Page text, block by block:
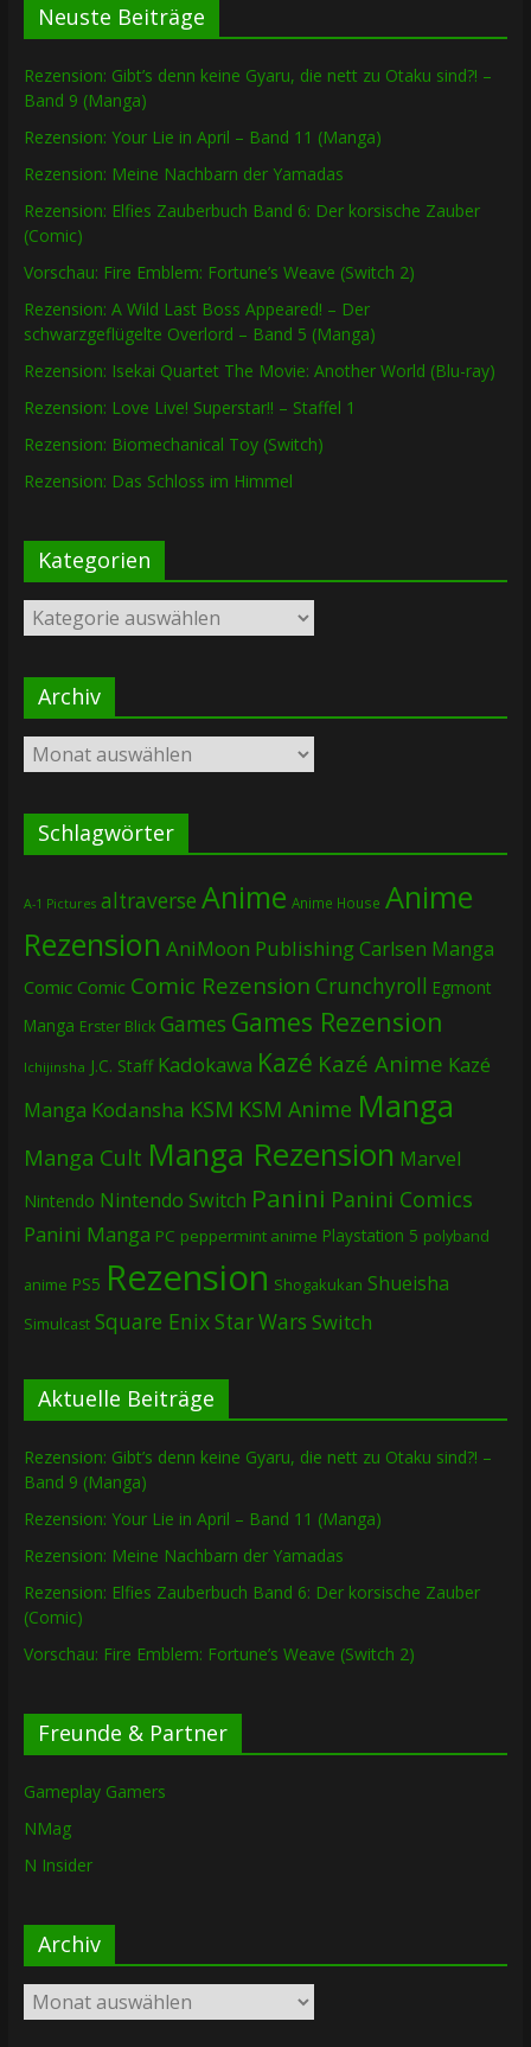
Neuste Beiträge
Rezension: Gibt’s denn keine Gyaru, die nett zu Otaku sind?! –
Band 9 (Manga)
Rezension: Your Lie in April – Band 11 (Manga)
Rezension: Meine Nachbarn der Yamadas
Rezension: Elfies Zauberbuch Band 6: Der korsische Zauber
(Comic)
Vorschau: Fire Emblem: Fortune’s Weave (Switch 2)
Rezension: A Wild Last Boss Appeared! – Der
schwarzgeflügelte Overlord – Band 5 (Manga)
Rezension: Isekai Quartet The Movie: Another World (Blu-ray)
Rezension: Love Live! Superstar!! – Staffel 1
Rezension: Biomechanical Toy (Switch)
Rezension: Das Schloss im Himmel
Kategorien
Kategorien
Archiv
Archiv
Schlagwörter
A-1 Pictures altraverse Anime Anime House Anime
Rezension AniMoon PublishingCarlsen Manga
Comic Comic Comic Rezension Crunchyroll Egmont
Manga Erster Blick Games Games Rezension
Ichijinsha J.C. Staff Kadokawa Kazé Kazé Anime Kazé
Manga Kodansha KSM KSM Anime Manga
Manga Cult Manga Rezension Marvel
Nintendo Nintendo Switch Panini Panini Comics
Panini Manga PC peppermint anime Playstation 5 polyband
anime PS5 Rezension Shogakukan Shueisha
Simulcast Square EnixStar Wars Switch
Aktuelle Beiträge
Rezension: Gibt’s denn keine Gyaru, die nett zu Otaku sind?! –
Band 9 (Manga)
Rezension: Your Lie in April – Band 11 (Manga)
Rezension: Meine Nachbarn der Yamadas
Rezension: Elfies Zauberbuch Band 6: Der korsische Zauber
(Comic)
Vorschau: Fire Emblem: Fortune’s Weave (Switch 2)
Freunde & Partner
Gameplay Gamers
NMag
N Insider
Archiv
Archiv